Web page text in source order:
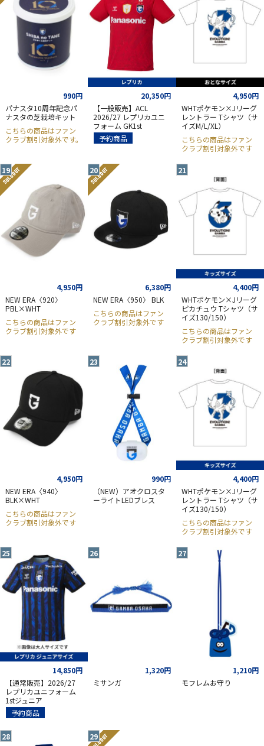
990円
パナスタ10周年記念パ
ナスタの芝栽培キット
こちらの商品はファン
クラブ割引対象外です。
20,350円
【一般販売】ACL
2026/27 レプリカユニ
フォーム GK1st
予約商品
4,950円
WHTポケモン×Jリーグ
レントラー Tシャツ（サ
イズM/L/XL）
こちらの商品はファン
クラブ割引対象外です
SOLD OUT
4,950円
NEW ERA〈920〉
PBL×WHT
こちらの商品はファン
クラブ割引対象外です
SOLD OUT
6,380円
NEW ERA〈950〉 BLK
こちらの商品はファン
クラブ割引対象外です
4,400円
WHTポケモン×Jリーグ
ピカチュウ Tシャツ（サ
イズ130/150）
こちらの商品はファン
クラブ割引対象外です
4,950円
NEW ERA〈940〉
BLK×WHT
こちらの商品はファン
クラブ割引対象外です
990円
（NEW）アオクロスタ
ーライトLEDブレス
4,400円
WHTポケモン×Jリーグ
レントラー Tシャツ（サ
イズ130/150）
こちらの商品はファン
クラブ割引対象外です
14,850円
【通常販売】2026/27
レプリカユニフォーム
1stジュニア
予約商品
1,320円
ミサンガ
1,210円
モフレムお守り
SOLD OUT